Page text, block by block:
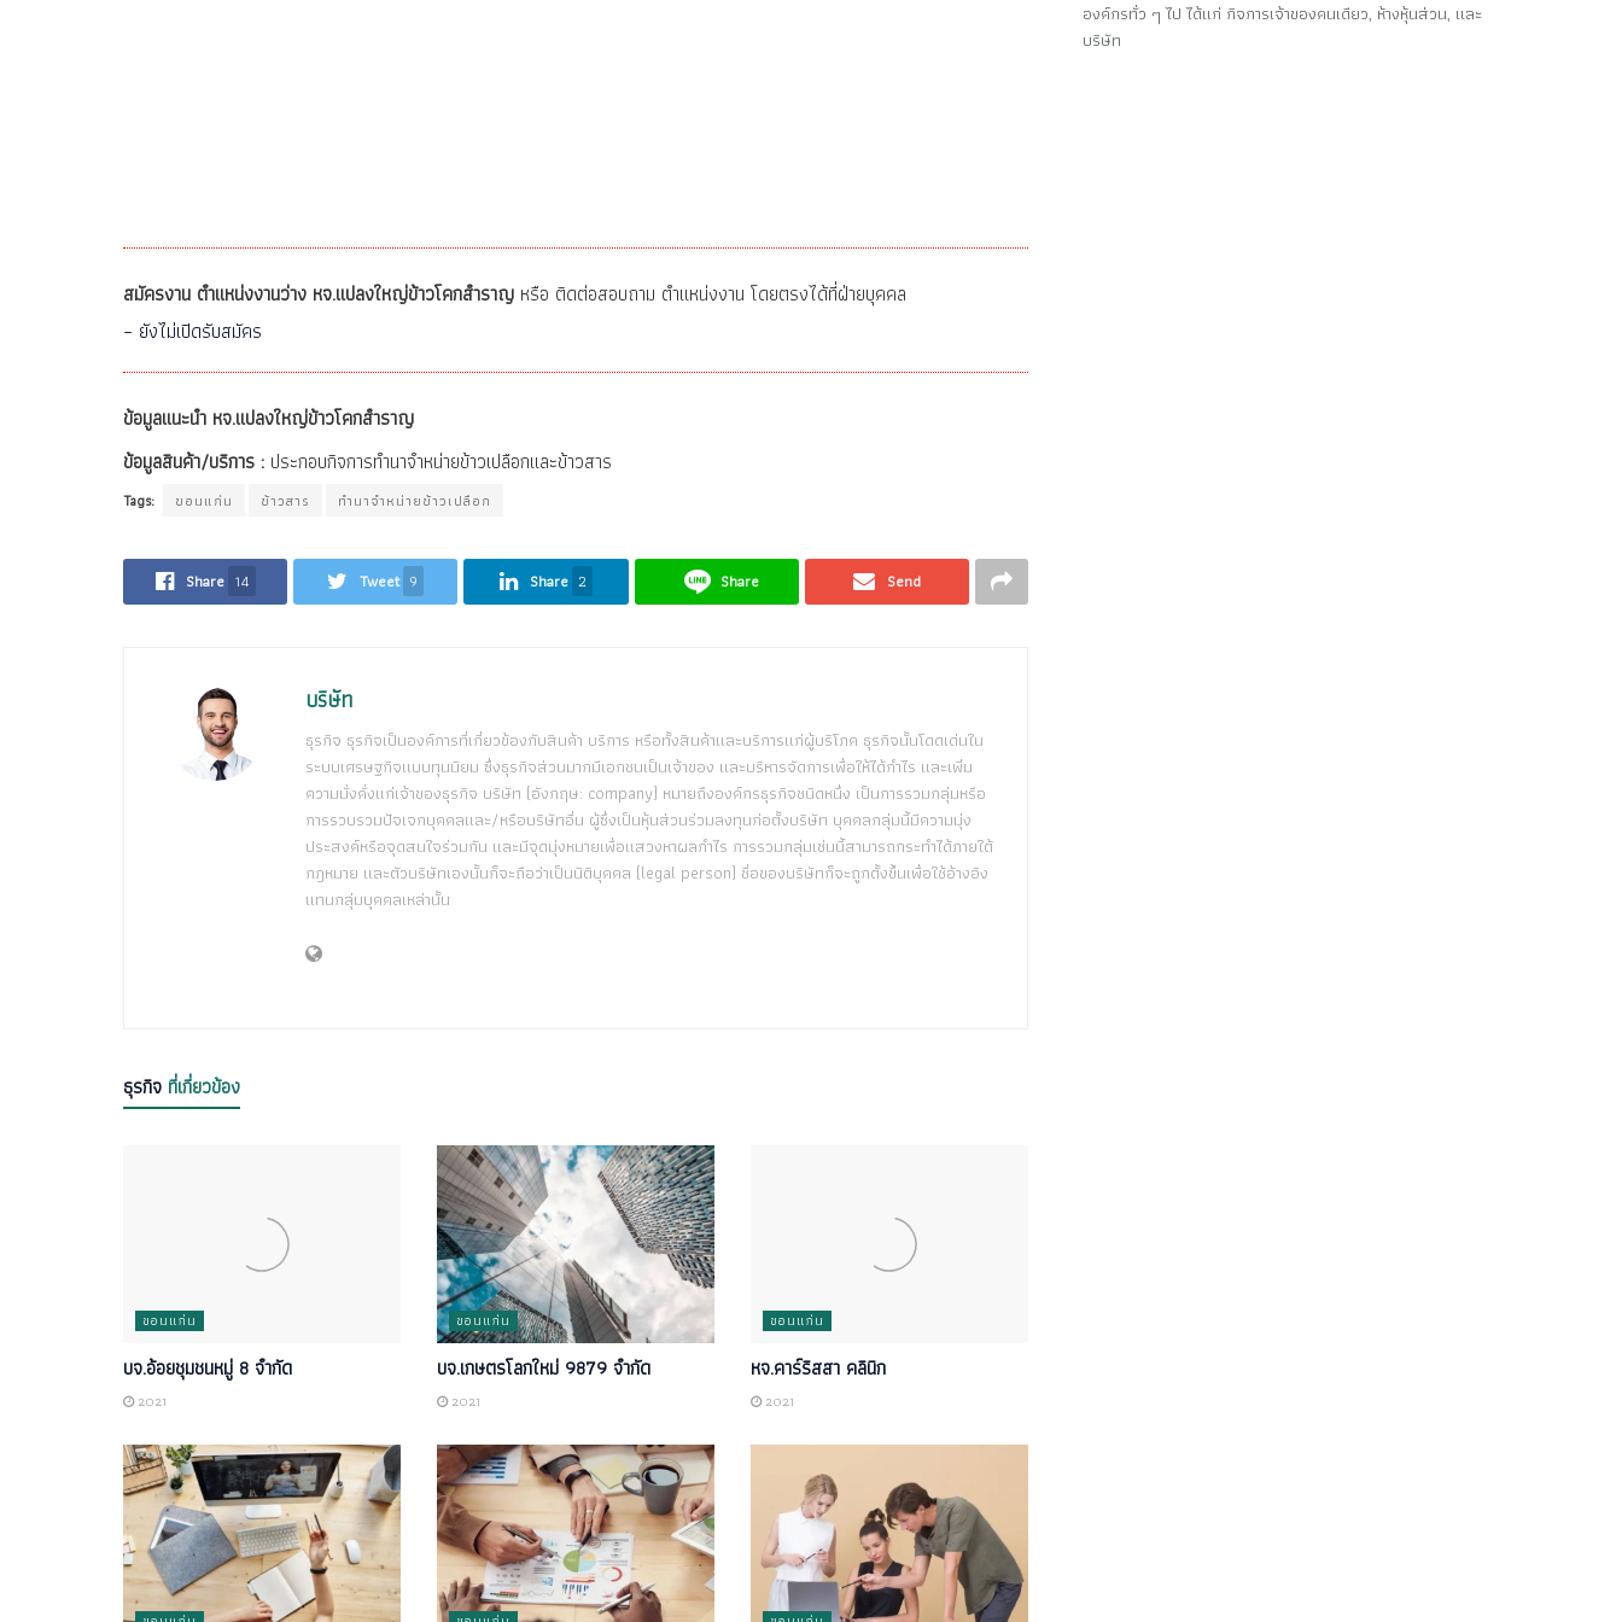
สมัครงาน ตำแหน่งงานว่าง หจ.แปลงใหญ่ข้าวโคกสำราญ หรือ ติดต่อสอบถาม ตำแหน่งงาน โดยตรงได้ที่ฝ่ายบุคคล
– ยังไม่เปิดรับสมัคร
ข้อมูลแนะนำ หจ.แปลงใหญ่ข้าวโคกสำราญ
ข้อมูลสินค้า/บริการ : ประกอบกิจการทำนาจำหน่ายข้าวเปลือกและข้าวสาร
Tags: ขอนแก่น ข้าวสาร ทำนาจำหน่ายข้าวเปลือก
Share 14 Tweet 9 Share 2 Share Send
บริษัท
ธุรกิจ ธุรกิจเป็นองค์การที่เกี่ยวข้องกับสินค้า บริการ หรือทั้งสินค้าและบริการแก่ผู้บริโภค ธุรกิจนั้นโดดเด่นใน
ระบบเศรษฐกิจแบบทุนนิยม ซึ่งธุรกิจส่วนมากมีเอกชนเป็นเจ้าของ และบริหารจัดการเพื่อให้ได้กำไร และเพิ่ม
ความมั่งคั่งแก่เจ้าของธุรกิจ บริษัท (อังกฤษ: company) หมายถึงองค์กรธุรกิจชนิดหนึ่ง เป็นการรวมกลุ่มหรือ
การรวบรวมปัจเจกบุคคลและ/หรือบริษัทอื่น ผู้ซึ่งเป็นหุ้นส่วนร่วมลงทุนก่อตั้งบริษัท บุคคลกลุ่มนี้มีความมุ่ง
ประสงค์หรือจุดสนใจร่วมกัน และมีจุดมุ่งหมายเพื่อแสวงหาผลกำไร การรวมกลุ่มเช่นนี้สามารถกระทำได้ภายใต้
กฎหมาย และตัวบริษัทเองนั้นก็จะถือว่าเป็นนิติบุคคล (legal person) ชื่อของบริษัทก็จะถูกตั้งขึ้นเพื่อใช้อ้างอิง
แทนกลุ่มบุคคลเหล่านั้น
ธุรกิจ ที่เกี่ยวข้อง
ขอนแก่น
บจ.อ้อยชุมชนหมู่ 8 จำกัด
2021
ขอนแก่น
บจ.เกษตรโลกใหม่ 9879 จำกัด
2021
ขอนแก่น
หจ.คาร์ริสสา คลินิก
2021
องค์กรทั่ว ๆ ไป ได้แก่ กิจการเจ้าของคนเดียว, ห้างหุ้นส่วน, และ
บริษัท